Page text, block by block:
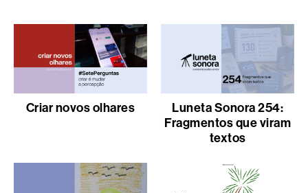
Criar novos olhares
Luneta Sonora 254:
Fragmentos que viram
textos